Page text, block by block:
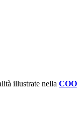
illustrate nella